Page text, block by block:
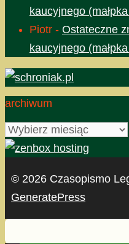
kaucyjnego
Piotr - Ostateczne
kaucyjnego
archiwum
archiwum
© 2026 Czasopismo
GeneratePress